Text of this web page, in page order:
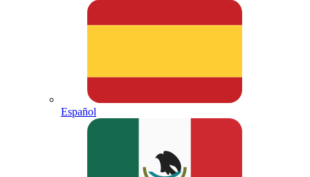
Español